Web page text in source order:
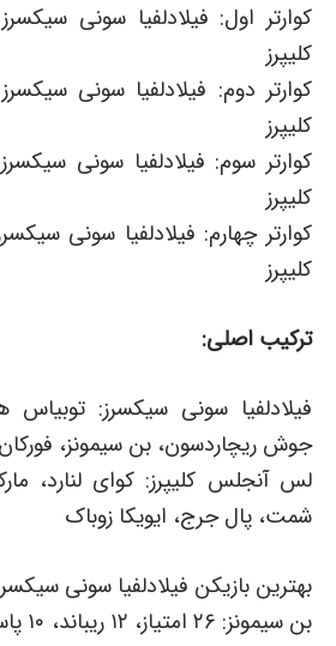
کلیپرز
کلیپرز
کلیپرز
کلیپرز
ترکیب اصلی:
فیلادلفیا سونی سیکسرز:
جوش ریچاردسون، بن سیمونز، فورکان
لس آنجلس کلیپرز: کوای لنارد،
شمت، پال جرج، ایویکا زوباک
بهترین بازیکن فیلادلفیا سونی